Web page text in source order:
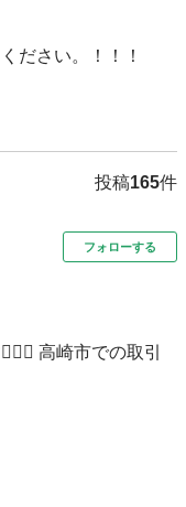
ださい。！！！
投稿165件
フォローする
高崎市での取引